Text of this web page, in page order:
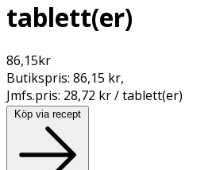
tablett(er)
86,15kr
Butikspris: 86,15 kr,
Jmfs.pris: 28,72 kr / tablett(er)
Köp via recept